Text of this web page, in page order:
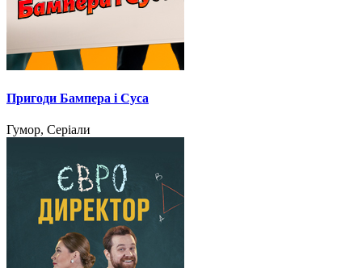
Пригоди Бампера і Суса
Гумор, Серіали